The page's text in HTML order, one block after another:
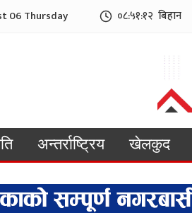
06 Thursday ०८:५१:१४ बिहान
अन्तर्राष्ट्रिय खेलकुद